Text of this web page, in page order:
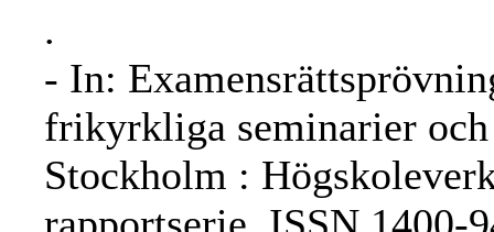
.
- In:
frikyrkliga seminarier
Stockholm :